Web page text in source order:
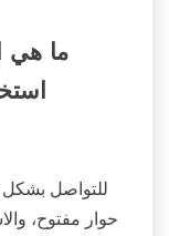
ما هي
للتواصل بشكل
حوار مفتوح،